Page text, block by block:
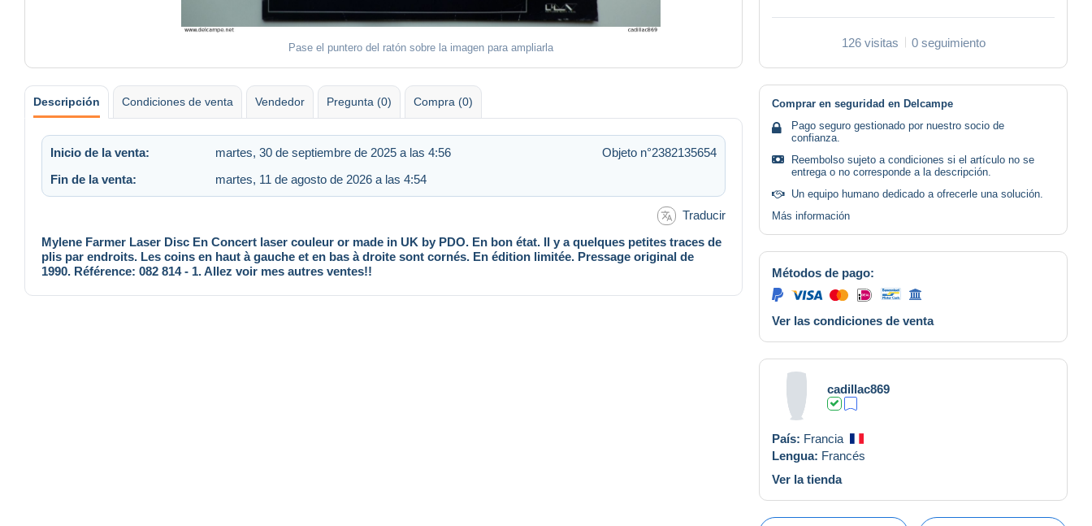
Pase el puntero del ratón sobre la imagen para ampliarla 126 visitas 0 seguimiento
Descripción Condiciones de venta Vendedor Pregunta (0) Compra (0)
Inicio de la venta: martes, 30 de septiembre de 2025 a las 4:56
Objeto n°2382135654
Fin de la venta:
martes, 11 de agosto de 2026 a las 4:54
Traducir
Mylene Farmer Laser Disc En Concert laser couleur or made in UK by PDO. En bon état. Il y a quelques petites traces de
plis par endroits. Les coins en haut à gauche et en bas à droite sont cornés. En édition limitée. Pressage original de
1990. Référence: 082 814 - 1. Allez voir mes autres ventes!!
Comprar en seguridad en Delcampe
Pago seguro gestionado por nuestro socio de
confianza.
Reembolso sujeto a condiciones si el artículo no se
entrega o no corresponde a la descripción.
Un equipo humano dedicado a ofrecerle una solución.
Más información
Métodos de pago:
Ver las condiciones de venta
cadillac869
País: Francia
Lengua: Francés
Ver la tienda